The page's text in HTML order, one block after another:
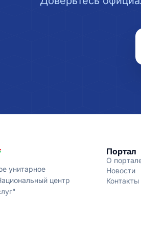
унитарное
центр
Портал
О
Новости
Контакты